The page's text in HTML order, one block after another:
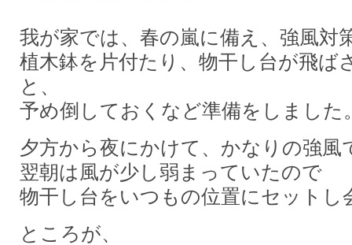
我が家では、春の嵐に備え、強風対
植木鉢を片付たり、物干し台が飛ば
と、
予め倒しておくなど準備をしました
夕方から夜にかけて、かなりの強風
翌朝は風が少し弱まっていたので
物干し台をいつもの位置にセットし
ところが、